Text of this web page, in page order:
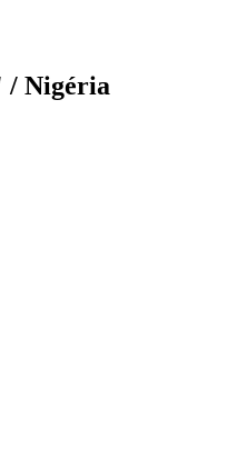
/ Nigéria